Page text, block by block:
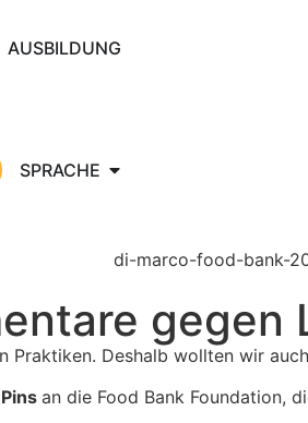
AUSBILDUNG
SPRACHE
Deshalb wollten wir
an die Food Bank Foundation,